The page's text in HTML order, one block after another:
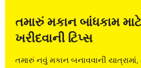
તમારું મકાન બાંધકામ
ખરીદવાની ટિપ્સ
તમારું નવું મકાન બનાવવાની